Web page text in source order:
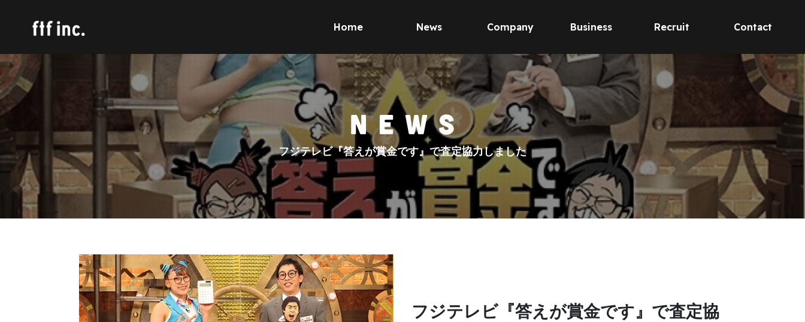
Home News Company Business Recruit Contact
フジテレビ『答えが賞金です』で査定協力しました
フジテレビ『答えが賞金です』で査定協